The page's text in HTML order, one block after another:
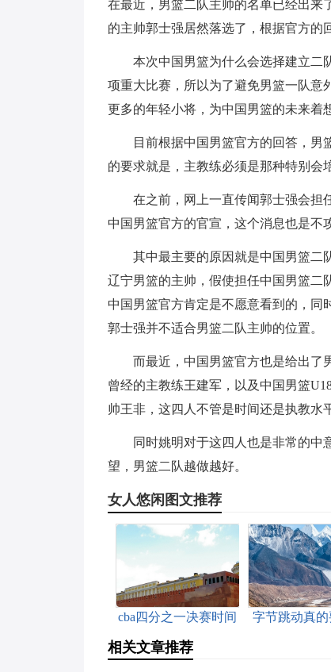
在最近，男篮二队主帅的名单已经出来
的主帅郭士强居然落选了，根据官方的
本次中国男篮为什么会选择建立二
项重大比赛，所以为了避免男篮一队意
更多的年轻小将，为中国男篮的未来着
目前根据中国男篮官方的回答，男
的要求就是，主教练必须是那种特别会
在之前，网上一直传闻郭士强会担
中国男篮官方的官宣，这个消息也是不
其中最主要的原因就是中国男篮二
辽宁男篮的主帅，假使担任中国男篮二
中国男篮官方肯定是不愿意看到的，同
郭士强并不适合男篮二队主帅的位置。
而最近，中国男篮官方也是给出了
曾经的主教练王建军，以及中国男篮
帅王非，这四人不管是时间还是执教水
同时姚明对于这四人也是非常的中
望，男篮二队越做越好。
女人悠闲图文推荐
cba四分之一决赛时间
字节跳动真
相关文章推荐